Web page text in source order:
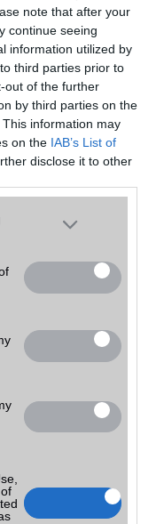
note that after your
continue seeing
information utilized by
third parties prior to
out of the further
by third parties on the
This information may
on the IAB’s List of
disclose it to other
including but
its third-party tags to
in below Google